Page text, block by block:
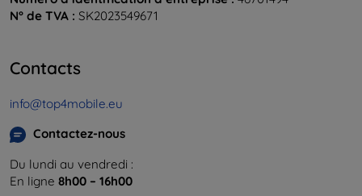
N° de TVA : SK2023549671
Contacts
info@top4mobile.eu
Contactez-nous
Du lundi au vendredi :
En ligne 8h00 – 16h00